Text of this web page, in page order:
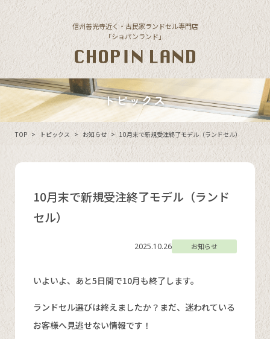
Skip to content
信州善光寺近く・古民家ランドセル専門店
「ショパンランド」
トピックス
TOP > トピックス > お知らせ > 10月末で新規受注終了モデル（ランドセル）
10月末で新規受注終了モデル（ランド
セル）
2025.10.26 お知らせ
いよいよ、あと5日間で10月も終了します。
ランドセル選びは終えましたか？まだ、迷われている
お客様へ見逃せない情報です！